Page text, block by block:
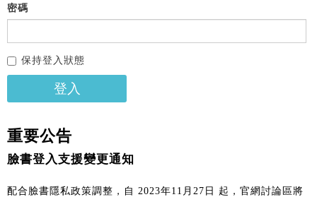
密碼
保持登入狀態
登入
重要公告
臉書登入支援變更通知
配合臉書隱私政策調整，自 2023年11月27日 起，官網討論區將